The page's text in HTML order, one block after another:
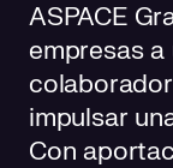
ASPACE
empresas
impulsar
Con